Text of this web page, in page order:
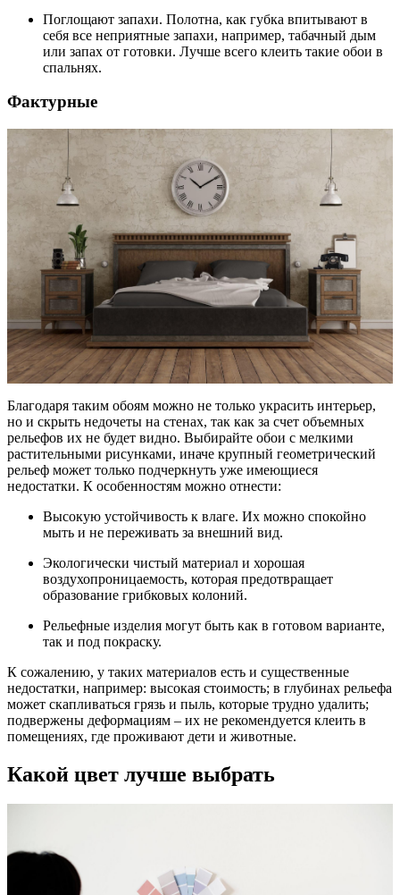
Поглощают запахи. Полотна, как губка впитывают в
себя все неприятные запахи, например, табачный дым
или запах от готовки. Лучше всего клеить такие обои в
спальнях.
Фактурные
Благодаря таким обоям можно не только украсить интерьер,
но и скрыть недочеты на стенах, так как за счет объемных
рельефов их не будет видно. Выбирайте обои с мелкими
растительными рисунками, иначе крупный геометрический
рельеф может только подчеркнуть уже имеющиеся
недостатки. К особенностям можно отнести:
Высокую устойчивость к влаге. Их можно спокойно
мыть и не переживать за внешний вид.
Экологически чистый материал и хорошая
воздухопроницаемость, которая предотвращает
образование грибковых колоний.
Рельефные изделия могут быть как в готовом варианте,
так и под покраску.
К сожалению, у таких материалов есть и существенные
недостатки, например: высокая стоимость; в глубинах рельефа
может скапливаться грязь и пыль, которые трудно удалить;
подвержены деформациям – их не рекомендуется клеить в
помещениях, где проживают дети и животные.
Какой цвет лучше выбрать